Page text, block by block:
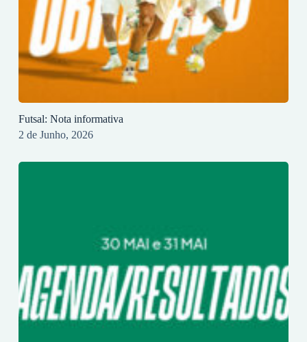
Futsal: Nota informativa
2 de Junho, 2026